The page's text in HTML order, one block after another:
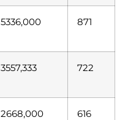
5336,000 871
3557,333 722
2668,000 616